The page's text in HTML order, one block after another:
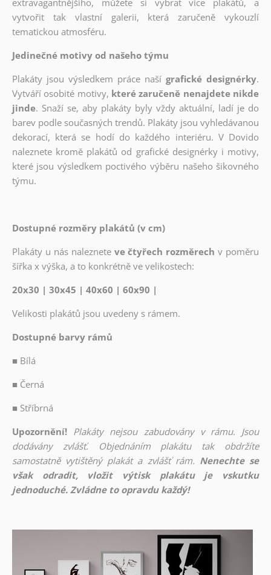
extravagantnějšího, můžete si vybrat více plakátů, a
vytvořit tak vlastní galerii, která zaručeně vykouzlí
tematickou atmosféru.
Jedinečné motivy od našeho týmu
Plakáty jsou výsledkem práce naší grafické designérky.
Vytváří osobité motivy, které zaručeně nenajdete nikde
jinde. Snaží se, aby plakáty byly vždy aktuální, ladí je do
barev podle současných trendů. Plakáty jsou vyhledávanou
dekorací, která se hodí do každého interiéru. V Dovido
naleznete kromě plakátů od grafické designérky i motivy,
které jsou výsledkem poctivého výběru našeho šikovného
týmu.
Dostupné rozměry plakátů (v cm)
Plakáty u nás naleznete ve čtyřech rozměrech v poměru
šířka x výška, a to konkrétně ve velikostech:
20x30 | 30x45 | 40x60 | 60x90 |
Velikosti plakátů jsou uvedeny s rámem.
Dostupné barvy rámů
■ Bílá
■ Černá
■ Stříbrná
Upozornění! Plakáty nejsou zabudovány v rámu. Jsou
dodávány zvlášť. Objednáním plakátu tak obdržíte
samostatně vytištěný plakát a zvlášť rám. Nenechte se
však odradit, vložit výtisk plakátu je vskutku
jednoduché. Zvládne to opravdu každý!